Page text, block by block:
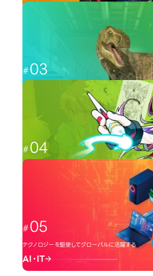
福岡から世界最強を目指す
03
CGと映像を駆使して、人々を魅了する
04
日本のクリエーター文化を広める
イラスト・アニメ
05
テクノロジーを駆使してグローバルに活躍する
AI・IT